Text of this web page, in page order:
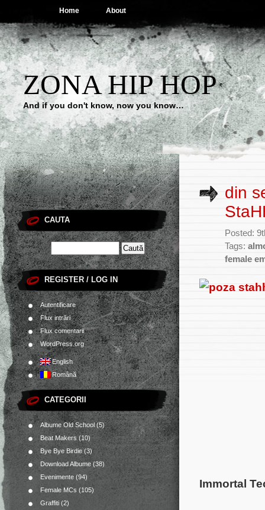
Home About
ZONA HIP HOP
And if you don't know, now you know…
CAUTA
REGISTER / LOG IN
Autentificare
Flux intrări
Flux comentarii
WordPress.org
English
Română
CATEGORII
Albume Old School(5)
Beat Makers(10)
Bye Bye Birdie(3)
Download Albume (38)
Evenimente (94)
Female MCs (105)
Graffiti (2)
din
Posted:
Tags:
female
Immortal